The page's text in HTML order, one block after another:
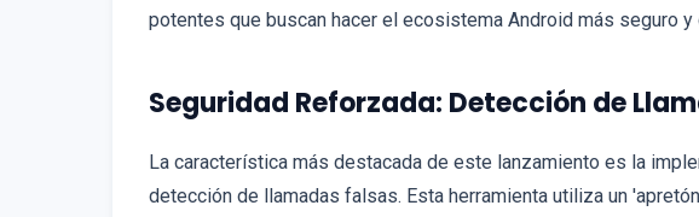
potentes que buscan hacer el ecosistema Android más seguro
Seguridad Reforzada: Detección de
La característica más destacada de este lanzamiento es la
detección de llamadas falsas. Esta herramienta utiliza un